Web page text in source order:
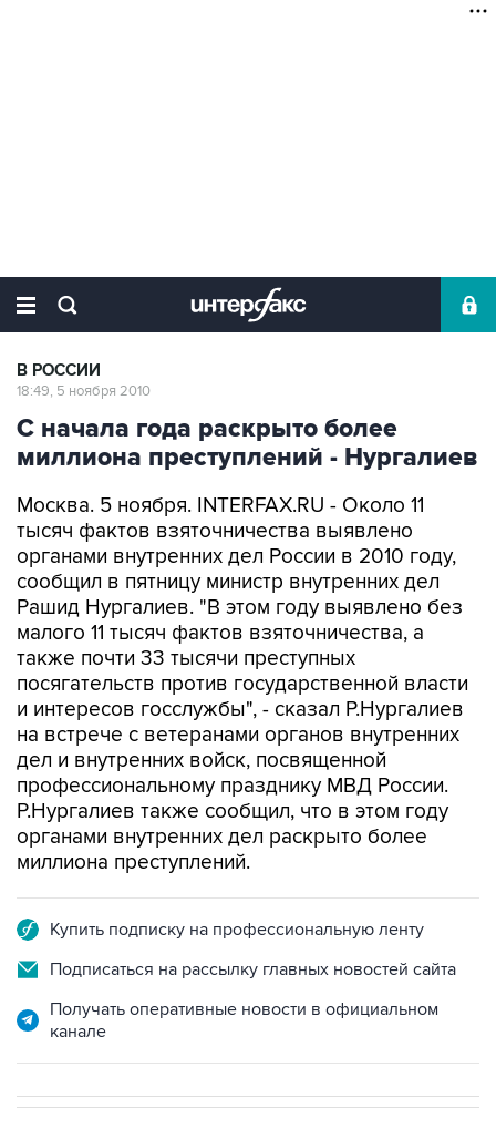
В РОССИИ
18:49, 5 ноября 2010
С начала года раскрыто более
миллиона преступлений - Нургалиев
Москва. 5 ноября. INTERFAX.RU - Около 11
тысяч фактов взяточничества выявлено
органами внутренних дел России в 2010 году,
сообщил в пятницу министр внутренних дел
Рашид Нургалиев. "В этом году выявлено без
малого 11 тысяч фактов взяточничества, а
также почти 33 тысячи преступных
посягательств против государственной власти
и интересов госслужбы", - сказал Р.Нургалиев
на встрече с ветеранами органов внутренних
дел и внутренних войск, посвященной
профессиональному празднику МВД России.
Р.Нургалиев также сообщил, что в этом году
органами внутренних дел раскрыто более
миллиона преступлений.
Купить подписку на профессиональную ленту
Подписаться на рассылку главных новостей сайта
Получать оперативные новости в официальном
канале